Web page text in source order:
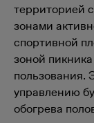
территорией
зонами
спортивной
зоной
пользования.
управлению
обогрева